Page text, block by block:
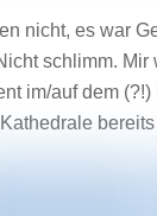
nicht, es war
schlimm. Mir
im/auf dem